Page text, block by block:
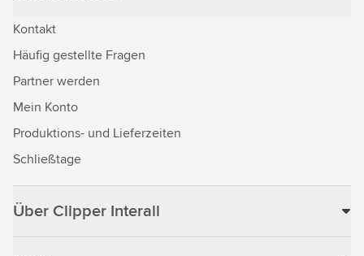
Kontakt
Häufig gestellte Fragen
Partner werden
Mein Konto
Produktions- und Lieferzeiten
Schließtage
Über Clipper Interall